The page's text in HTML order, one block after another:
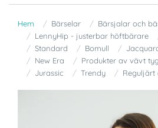
Hem Bärselar
Bärsjalar och
LennyHip - justerbar höftbärare
Standard
Bomull
New Era
Produkter av vävt tyg
Jurassic
Trendy Reguljärt